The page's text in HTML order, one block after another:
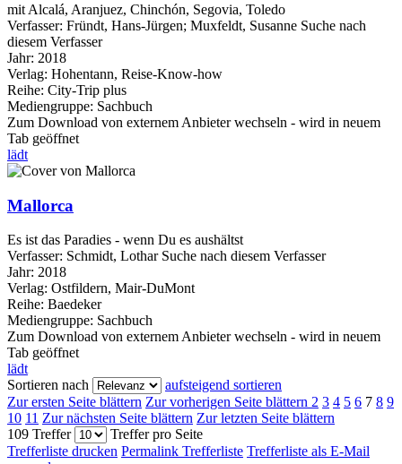
mit Alcalá, Aranjuez, Chinchón, Segovia, Toledo
Verfasser: Fründt, Hans-Jürgen; Muxfeldt, Susanne Suche nach
diesem Verfasser
Jahr: 2018
Verlag: Hohentann, Reise-Know-how
Reihe: City-Trip plus
Mediengruppe: Sachbuch
Zum Download von externem Anbieter wechseln - wird in neuem
Tab geöffnet
lädt
Mallorca
Es ist das Paradies - wenn Du es aushältst
Verfasser: Schmidt, Lothar Suche nach diesem Verfasser
Jahr: 2018
Verlag: Ostfildern, Mair-DuMont
Reihe: Baedeker
Mediengruppe: Sachbuch
Zum Download von externem Anbieter wechseln - wird in neuem
Tab geöffnet
lädt
Sortieren nach
aufsteigend sortieren
Zur ersten Seite blättern Zur vorherigen Seite blättern 2 3 4 5 6 7 8 9
10 11 Zur nächsten Seite blättern Zur letzten Seite blättern
109 Treffer
Treffer pro Seite
Trefferliste drucken Permalink Trefferliste Trefferliste als E-Mail